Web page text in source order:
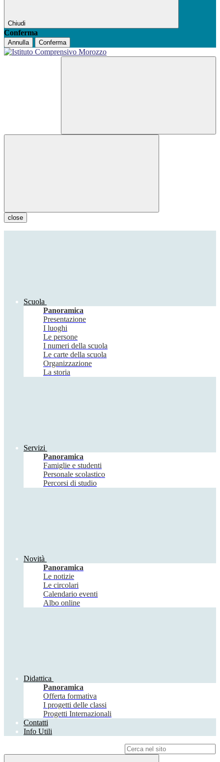
Chiudi
Conferma
Annulla Conferma
close
Scuola
Panoramica
Presentazione
I luoghi
Le persone
I numeri della scuola
Le carte della scuola
Organizzazione
La storia
Servizi
Panoramica
Famiglie e studenti
Personale scolastico
Percorsi di studio
Novità
Panoramica
Le notizie
Le circolari
Calendario eventi
Albo online
Didattica
Panoramica
Offerta formativa
I progetti delle classi
Progetti Internazionali
Contatti
Info Utili